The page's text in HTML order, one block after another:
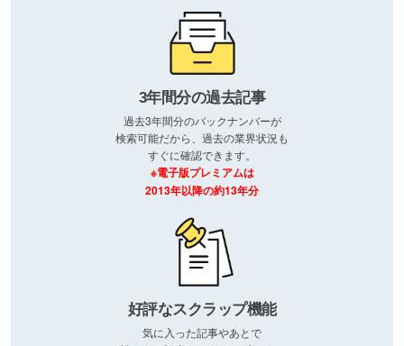
3年間分の過去記事
過去3年間分のバックナンバーが
検索可能だから、過去の業界状況も
すぐに確認できます。
※電子版プレミアムは
2013年以降の約13年分
好評なスクラップ機能
気に入った記事やあとで